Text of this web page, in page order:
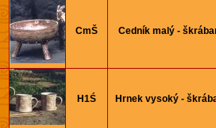
CmŠ Cedník malý -
H1Ś Hrnek vysoký -